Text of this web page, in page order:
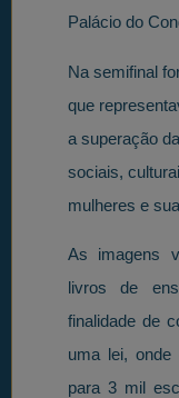
Palácio do
Na semifinal
que
a superação
sociais,
mulheres e
As imagens
livros de
finalidade de
uma lei, onde
para 3 mil